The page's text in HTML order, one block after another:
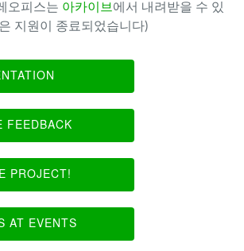
오피스는 아카이브 에서 내려받을 수 있
지원이 종료되었습니다)
FEEDBACK
PROJECT!
AT EVENTS